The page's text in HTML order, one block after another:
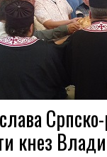
Српско-
кнез